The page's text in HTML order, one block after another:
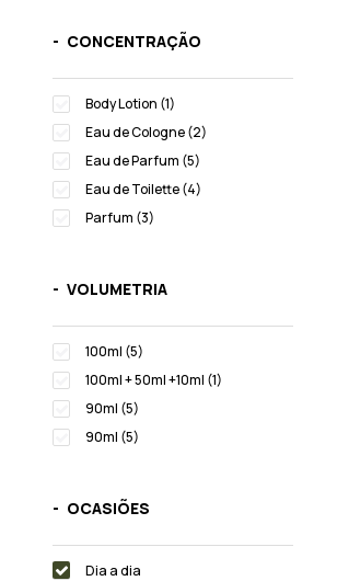
CONCENTRAÇÃO
Body Lotion (1)
Eau de Cologne (2)
Eau de Parfum (5)
Eau de Toilette (4)
Parfum (3)
VOLUMETRIA
100ml (5)
100ml + 50ml +10ml (1)
90ml (5)
90ml (5)
OCASIÕES
Dia a dia